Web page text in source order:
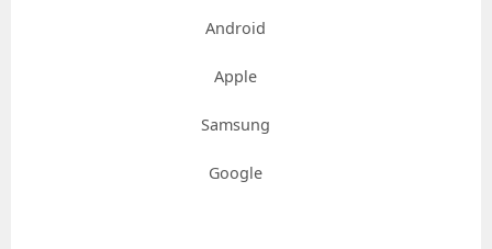
Android
Apple
Samsung
Google